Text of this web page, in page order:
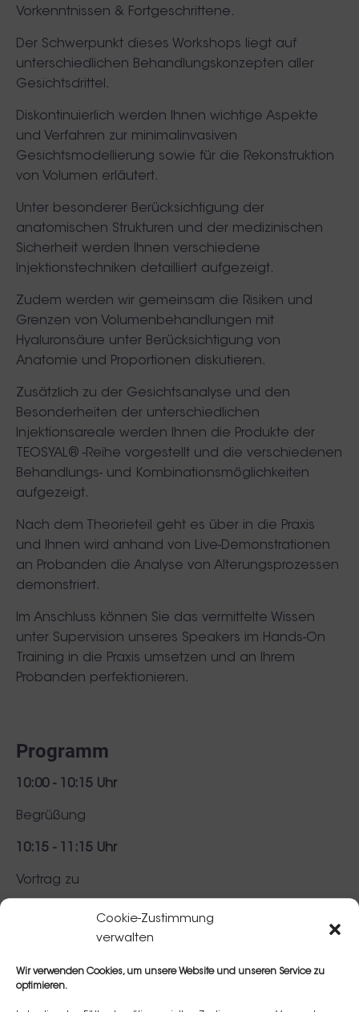
Cookie-Zustimmung
verwalten
Wir verwenden Cookies, um unsere Website und unseren Service zu
optimieren.
Vorkenntnissen & Fortgeschrittene.
Der Schwerpunkt dieses Workshops liegt auf
unterschiedlichen Behandlungskonzepten aller
Gesichtsdrittel.
Diskontinuierlich werden Ihnen wichtige Aspekte
und Verfahren zur minimalinvasiven
Gesichtsmodellierung sowie für die Rekonstruktion
von Volumen erläutert.
Unter besonderer Berücksichtigung der
anatomischen Strukturen und der medizinischen
Sicherheit werden Ihnen verschiedene
Injektionstechniken detailliert aufgezeigt.
Zudem werden wir gemeinsam die Risiken und
Grenzen von Volumenbehandlungen mit
Hyaluronsäure unter Berücksichtigung von
Anatomie und Proportionen diskutieren.
Zusätzlich zu der Gesichtsanalyse und den
Besonderheiten der unterschiedlichen
Injektionsareale werden Ihnen die Produkte der
TEOSYAL® -Reihe vorgestellt und die verschiedenen
Behandlungs- und Kombinationsmöglichkeiten
aufgezeigt.
Nach dem Theorieteil geht es über in die Praxis
und Ihnen wird anhand von Live-Demonstrationen
an Probanden die Analyse von Alterungsprozessen
demonstriert.
Im Anschluss können Sie das vermittelte Wissen
unter Supervision unseres Speakers im Hands-On
Training in die Praxis umsetzen und an Ihrem
Probanden perfektionieren.
Programm
10:00 - 10:15 Uhr
Begrüßung
10:15 - 11:15 Uhr
Vortrag zu
ATP Approach
Anatomie
Risikomanagement